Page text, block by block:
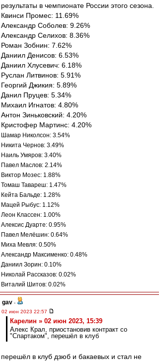
результаты в чемпионате России этого сезона.
Квинси Промес: 11.69%
Александр Соболев: 9.26%
Александр Селихов: 8.36%
Роман Зобнин: 7.62%
Даниил Денисов: 6.53%
Даниил Хлусевич: 6.18%
Руслан Литвинов: 5.91%
Георгий Джикия: 5.89%
Данил Пруцев: 5.34%
Михаил Игнатов: 4.80%
Антон Зиньковский: 4.20%
Кристофер Мартинс: 4.20%
Шамар Николсон: 3.54%
Никита Чернов: 3.49%
Наиль Умяров: 3.40%
Павел Маслов: 2.14%
Виктор Мозес: 1.88%
Томаш Тавареш: 1.47%
Кейта Бальде: 1.28%
Мацей Рыбус: 1.12%
Леон Классен: 1.00%
Алексис Дуарте: 0.95%
Павел Мелёшин: 0.64%
Миха Мевля: 0.50%
Александр Максименко: 0.48%
Даниил Зорин: 0.10%
Николай Рассказов: 0.02%
Виталий Шитов: 0.02%
gav -
02 июн 2023 22:57
Карелин » 02 июн 2023, 15:39
Алекс Крал, приостановив контракт со
"Спартаком", перешёл в клуб
перешёл в клуб дзюб и бакаевых и стал не